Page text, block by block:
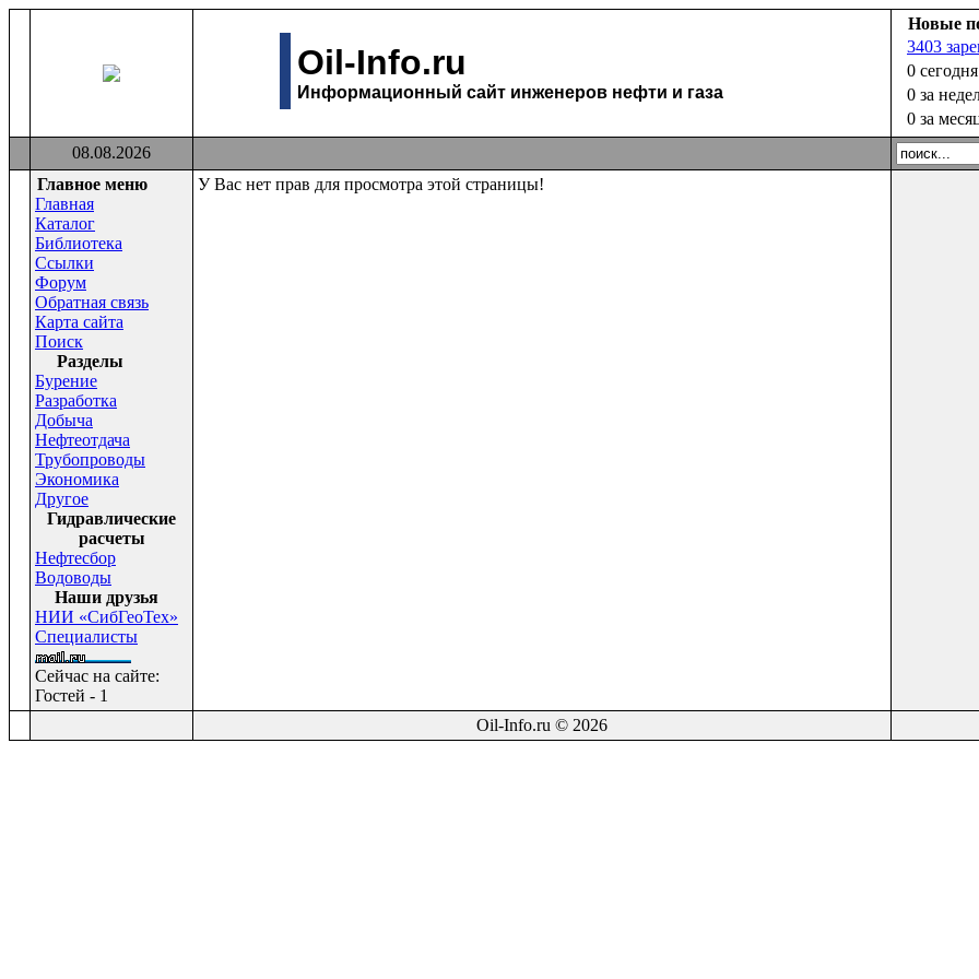
Oil-Info.ru
Информационный сайт инженеров нефти и газа
Новые
3403
0 сегодня
0 за
0 за
08.08.2026
Главное меню
Главная
Каталог
Библиотека
Ссылки
Форум
Обратная связь
Карта сайта
Поиск
Раздeлы
Бурение
Разработка
Добыча
Нефтеотдача
Трубопроводы
Экономика
Другое
Гидравлические
расчеты
Нефтесбор
Водоводы
Наши друзья
НИИ «СибГеоТех»
Специалисты
Сейчас на сайте:
Гостей - 1
У Вас нет прав для просмотра этой страницы!
Oil-Info.ru © 2026